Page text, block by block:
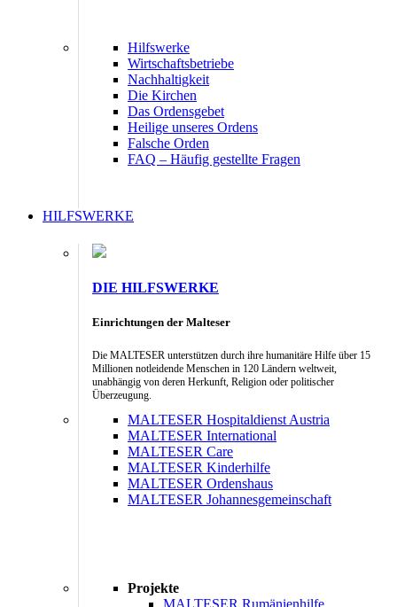
Hilfswerke
Wirtschaftsbetriebe
Nachhaltigkeit
Die Kirchen
Das Ordensgebet
Heilige unseres Ordens
Falsche Orden
FAQ – Häufig gestellte Fragen
HILFSWERKE
DIE HILFSWERKE
Einrichtungen der Malteser
Die MALTESER unterstützen durch ihre humanitäre Hilfe über 15
Millionen notleidende Menschen in 120 Ländern weltweit,
unabhängig von deren Herkunft, Religion oder politischer
Überzeugung.
MALTESER Hospitaldienst Austria
MALTESER International
MALTESER Care
MALTESER Kinderhilfe
MALTESER Ordenshaus
MALTESER Johannesgemeinschaft
Projekte
MALTESER Rumänienhilfe